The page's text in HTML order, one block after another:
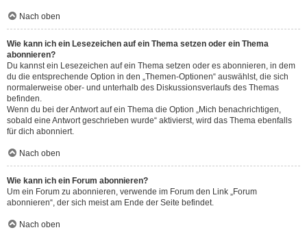
Nach oben
Wie kann ich ein Lesezeichen auf ein Thema setzen oder ein Thema
abonnieren?
Du kannst ein Lesezeichen auf ein Thema setzen oder es abonnieren, in dem
du die entsprechende Option in den „Themen-Optionen“ auswählst, die sich
normalerweise ober- und unterhalb des Diskussionsverlaufs des Themas
befinden.
Wenn du bei der Antwort auf ein Thema die Option „Mich benachrichtigen,
sobald eine Antwort geschrieben wurde“ aktivierst, wird das Thema ebenfalls
für dich abonniert.
Nach oben
Wie kann ich ein Forum abonnieren?
Um ein Forum zu abonnieren, verwende im Forum den Link „Forum
abonnieren“, der sich meist am Ende der Seite befindet.
Nach oben